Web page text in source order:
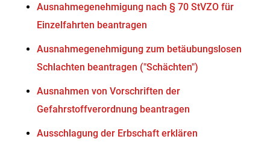
Ausnahmegenehmigung nach § 70 StVZO für
Einzelfahrten beantragen
Ausnahmegenehmigung zum betäubungslosen
Schlachten beantragen ("Schächten")
Ausnahmen von Vorschriften der
Gefahrstoffverordnung beantragen
Ausschlagung der Erbschaft erklären